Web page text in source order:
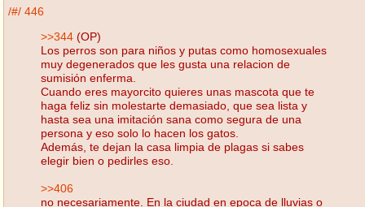
/#/ 446
>>344 (OP)
Los perros son para niños y putas como homosexuales
muy degenerados que les gusta una relacion de
sumisión enferma.
Cuando eres mayorcito quieres unas mascota que te
haga feliz sin molestarte demasiado, que sea lista y
hasta sea una imitación sana como segura de una
persona y eso solo lo hacen los gatos.
Además, te dejan la casa limpia de plagas si sabes
elegir bien o pedirles eso.
>>406
no necesariamente. En la ciudad en epoca de lluvias o